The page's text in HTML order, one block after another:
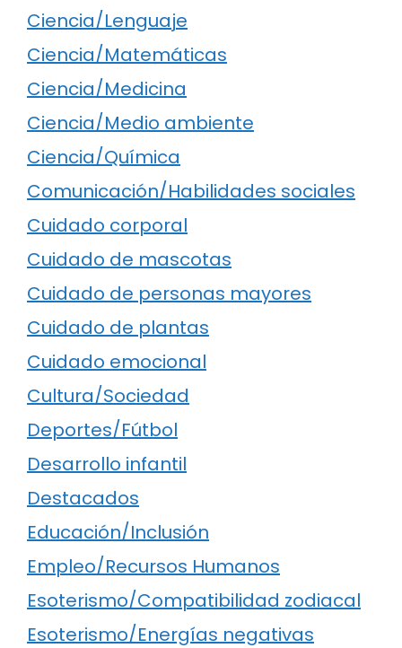
Ciencia/Lenguaje
Ciencia/Matemáticas
Ciencia/Medicina
Ciencia/Medio ambiente
Ciencia/Química
Comunicación/Habilidades sociales
Cuidado corporal
Cuidado de mascotas
Cuidado de personas mayores
Cuidado de plantas
Cuidado emocional
Cultura/Sociedad
Deportes/Fútbol
Desarrollo infantil
Destacados
Educación/Inclusión
Empleo/Recursos Humanos
Esoterismo/Compatibilidad zodiacal
Esoterismo/Energías negativas